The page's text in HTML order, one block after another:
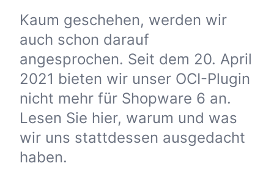
Kaum geschehen, werden wir
auch schon darauf
angesprochen. Seit dem 20. April
2021 bieten wir unser OCI-Plugin
nicht mehr für Shopware 6 an.
Lesen Sie hier, warum und was
wir uns stattdessen ausgedacht
haben.